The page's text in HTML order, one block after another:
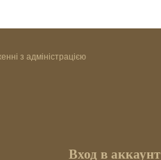
з адміністрацією
Вход в аккаунт